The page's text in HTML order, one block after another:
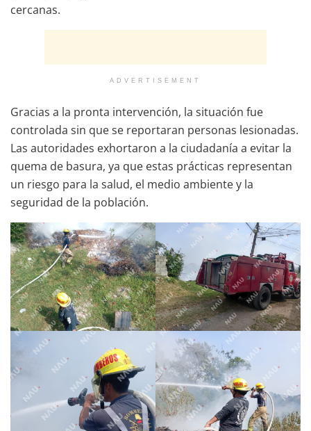
cercanas.
ADVERTISEMENT
Gracias a la pronta intervención, la situación fue
controlada sin que se reportaran personas lesionadas.
Las autoridades exhortaron a la ciudadanía a evitar la
quema de basura, ya que estas prácticas representan
un riesgo para la salud, el medio ambiente y la
seguridad de la población.